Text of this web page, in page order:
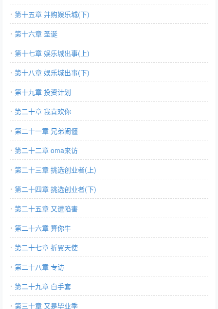
第十五章 并购娱乐城(下)
第十六章 圣诞
第十七章 娱乐城出事(上)
第十八章 娱乐城出事(下)
第十九章 投资计划
第二十章 我喜欢你
第二十一章 兄弟闹僵
第二十二章 oma来访
第二十三章 挑选创业者(上)
第二十四章 挑选创业者(下)
第二十五章 又遭陷害
第二十六章 算你牛
第二十七章 折翼天使
第二十八章 专访
第二十九章 白手套
第三十章 又是毕业季